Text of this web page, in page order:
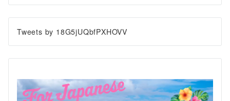
Tweets by 18G5jUQbfPXHOVV